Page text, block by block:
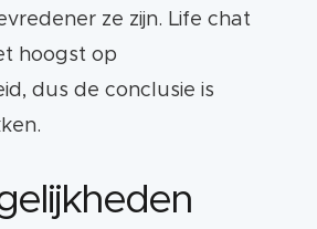
ze zijn. Life chat
hoogst op
dus de conclusie is